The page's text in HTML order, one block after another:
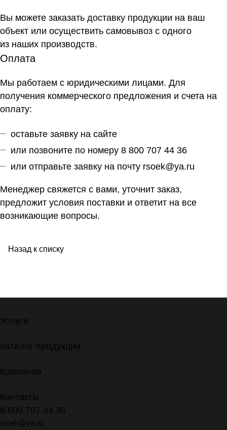
Вы можете заказать доставку продукции на ваш
объект или осуществить самовывоз с одного
из наших производств.
Оплата
Мы работаем с юридическими лицами. Для
получения коммерческого предложения и счета на
оплату:
оставьте заявку на сайте
или позвоните по номеру 8 800 707 44 36
или отправьте заявку на почту rsoek@ya.ru
Менеджер свяжется с вами, уточнит заказ,
предложит условия поставки и ответит на все
возникающие вопросы.
Назад к списку
Услуги
Каталог продукции
Компания
Контакты
8 800 707 44 36
rsoek@ya.ru